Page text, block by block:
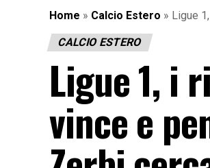
Home » Calcio Estero » Ligue
CALCIO ESTERO
Ligue 1, i
vince e